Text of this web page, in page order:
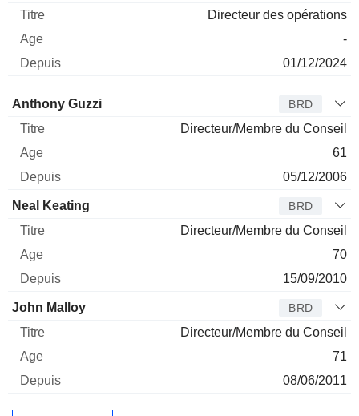
Directeur des opérations
-
01/12/2024
Administrateur
Anthony Guzzi BRD
Directeur/Membre du Conseil
61
05/12/2006
Neal Keating BRD
Directeur/Membre du Conseil
70
15/09/2010
John Malloy BRD
Directeur/Membre du Conseil
71
08/06/2011